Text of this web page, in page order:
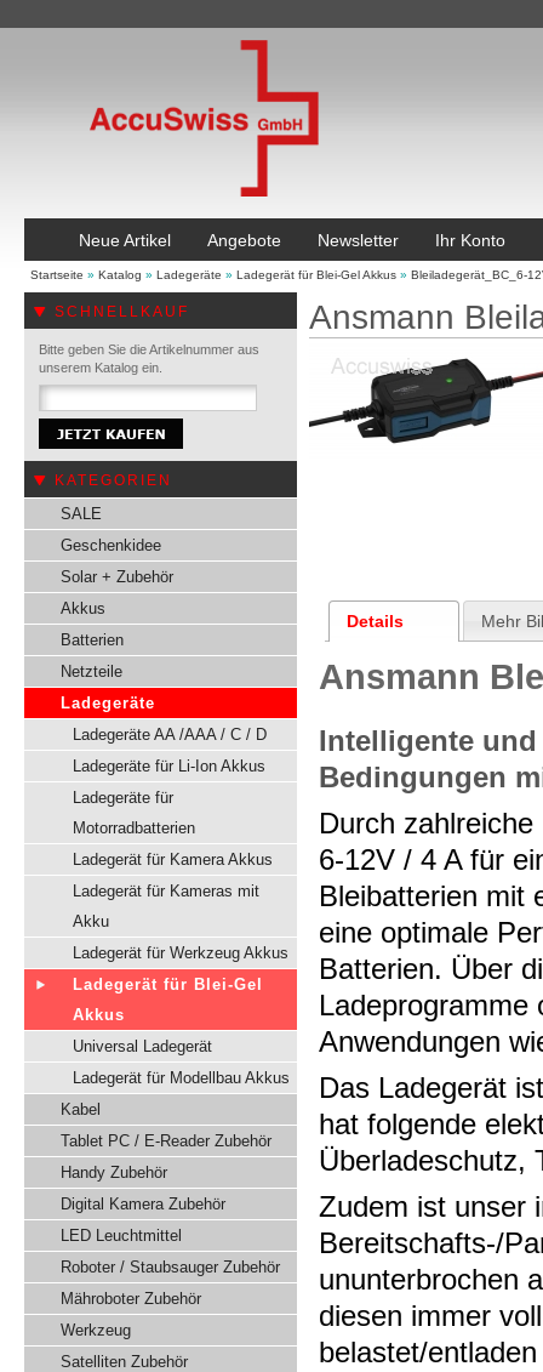
Neue Artikel Angebote Newsletter Ihr Konto
Startseite » Katalog » Ladegeräte » Ladegerät für Blei-Gel Akkus » Bleiladegerät_BC_6-
SCHNELLKAUF
Bitte geben Sie die Artikelnummer aus
unserem Katalog ein.
KATEGORIEN
SALE
Geschenkidee
Solar + Zubehör
Akkus
Batterien
Netzteile
Ladegeräte
Ladegeräte AA /AAA / C / D
Ladegeräte für Li-Ion Akkus
Ladegeräte für
Motorradbatterien
Ladegerät für Kamera Akkus
Ladegerät für Kameras mit
Akku
Ladegerät für Werkzeug Akkus
Ladegerät für Blei-Gel
Akkus
Universal Ladegerät
Ladegerät für Modellbau Akkus
Kabel
Tablet PC / E-Reader Zubehör
Handy Zubehör
Digital Kamera Zubehör
LED Leuchtmittel
Roboter / Staubsauger Zubehör
Mähroboter Zubehör
Werkzeug
Satelliten Zubehör
Ansmann
Details Mehr
Ansmann
Intelligente
Bedingungen
Durch
6-12V / 4 A für
Bleibatterien mit
eine optimale
Batterien. Über
Ladeprogramme
Anwendungen
Das Ladegerät
hat folgende
Überladeschutz,
Zudem ist unser
Bereitschafts-/
ununterbrochen
diesen immer
belastet/